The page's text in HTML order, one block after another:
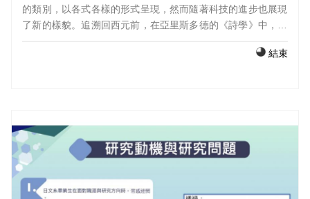
的類別，以各式各樣的形式呈現，然而隨著科技的進步也展現
了新的樣貌。追溯回西元前，在亞里斯多德的《詩學》中，明
音樂。其奠定了戲劇理論的雛型對後世具有重大的影響。 直至
為基礎，研究音樂與戲劇之間的連結，分析音樂在戲劇中所扮
演的角色，並以日劇《First Love初戀》為例進行驗證
結束